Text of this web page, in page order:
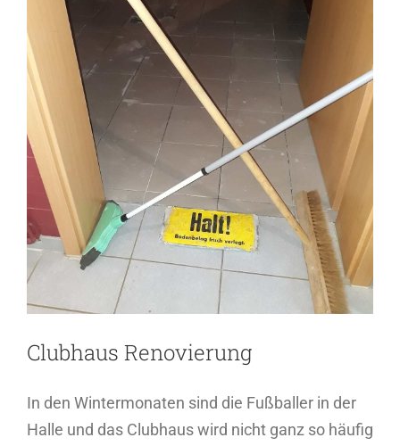
Clubhaus Renovierung
In den Wintermonaten sind die Fußballer in der
Halle und das Clubhaus wird nicht ganz so häufig